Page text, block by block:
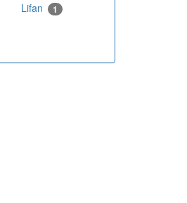
Lifan 1